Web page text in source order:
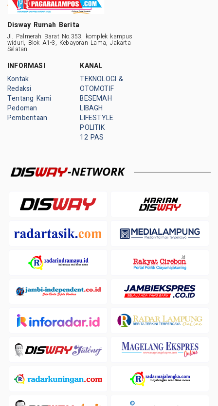
Disway Rumah Berita
Jl. Palmerah Barat No.353, komplek kampus
widuri, Blok A1-3, Kebayoran Lama, Jakarta
Selatan
INFORMASI
Kontak
Redaksi
Tentang Kami
Pedoman
Pemberitaan
KANAL
TEKNOLOGI &
OTOMOTIF
BESEMAH
LIBAGH
LIFESTYLE
POLITIK
12 PAS